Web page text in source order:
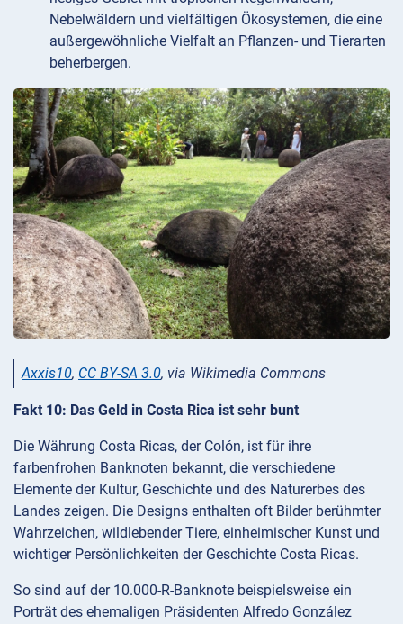
Nebelwäldern und vielfältigen Ökosystemen, die eine
außergewöhnliche Vielfalt an Pflanzen- und Tierarten
beherbergen.
Axxis10, CC BY-SA 3.0, via Wikimedia Commons
Fakt 10: Das Geld in Costa Rica ist sehr bunt
Die Währung Costa Ricas, der Colón, ist für ihre
farbenfrohen Banknoten bekannt, die verschiedene
Elemente der Kultur, Geschichte und des Naturerbes des
Landes zeigen. Die Designs enthalten oft Bilder berühmter
Wahrzeichen, wildlebender Tiere, einheimischer Kunst und
wichtiger Persönlichkeiten der Geschichte Costa Ricas.
So sind auf der 10.000-R-Banknote beispielsweise ein
Porträt des ehemaligen Präsidenten Alfredo González